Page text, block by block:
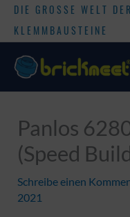
DIE GROSSE WELT DER
KLEMMBAUSTEINE
Panlos
(Speed
Schreibe einen
2021